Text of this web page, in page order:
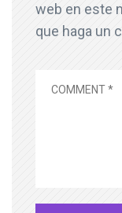
web en este
que haga un